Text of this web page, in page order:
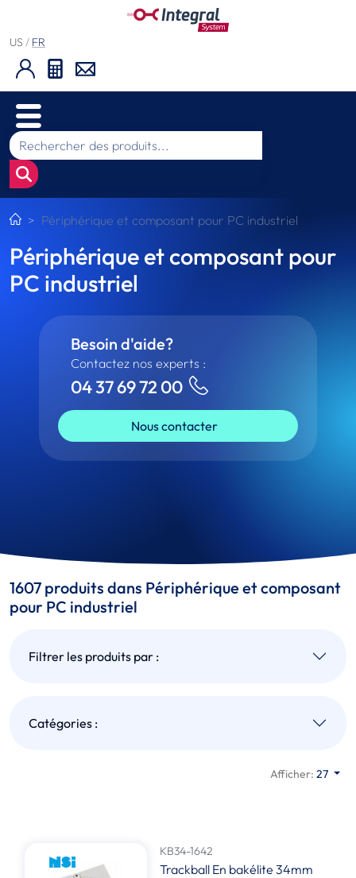
US / FR
Périphérique et composant pour PC industriel
Périphérique et composant pour
PC industriel
Besoin d'aide?
Contactez nos experts :
04 37 69 72 00
Nous contacter
1607 produits dans Périphérique et composant
pour PC industriel
Filtrer les produits par :
Catégories :
Afficher:27
KB34-1642
Trackball En bakélite 34mm